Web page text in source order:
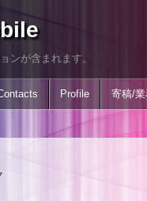
ンが含まれます。
Profile 寄稿/